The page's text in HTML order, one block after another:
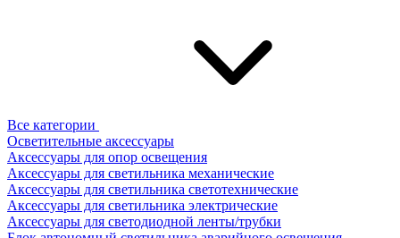
Все категории
Осветительные аксессуары
Аксессуары для опор освещения
Аксессуары для светильника механические
Аксессуары для светильника светотехнические
Аксессуары для светильника электрические
Аксессуары для светодиодной ленты/трубки